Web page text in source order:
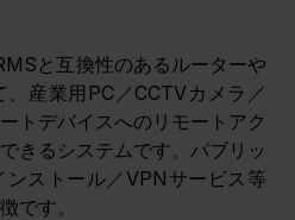
と互換性のあるルーターや
産業用PC／CCTVカメラ／
トデバイスへのリモートアク
きるシステムです。パブリッ
ストール／VPNサービス等
です。